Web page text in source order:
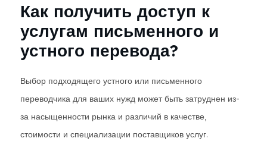
Как получить доступ к
услугам письменного и
устного перевода?
Выбор подходящего устного или письменного
переводчика для ваших нужд может быть затруднен из-
за насыщенности рынка и различий в качестве,
стоимости и специализации поставщиков услуг.